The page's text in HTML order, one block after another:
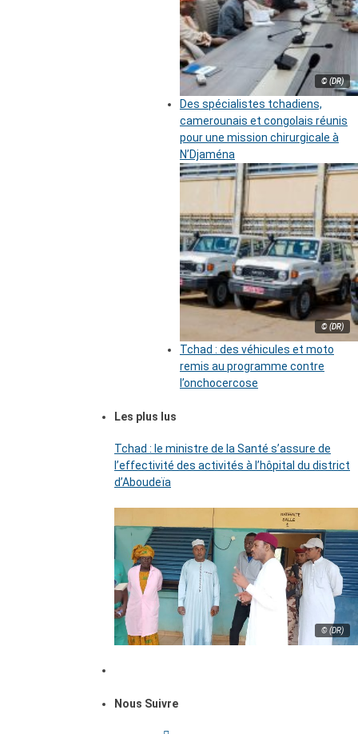
© (DR)
Des spécialistes tchadiens,
camerounais et congolais réunis
pour une mission chirurgicale à
N’Djaména
© (DR)
Tchad : des véhicules et moto
remis au programme contre
l’onchocercose
Les plus lus
Tchad : le ministre de la Santé s’assure de
l’effectivité des activités à l’hôpital du district
d’Aboudeïa
© (DR)
Nous Suivre